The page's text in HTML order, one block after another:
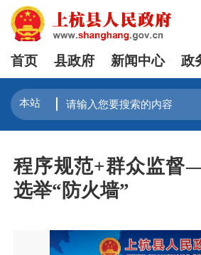
首页 县政府 新闻中心 政
程序规范+群众监
选举“防火墙”